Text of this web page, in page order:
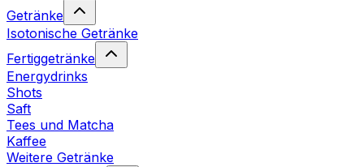
Getränke
Isotonische Getränke
Fertiggetränke
Energydrinks
Shots
Saft
Tees und Matcha
Kaffee
Weitere Getränke